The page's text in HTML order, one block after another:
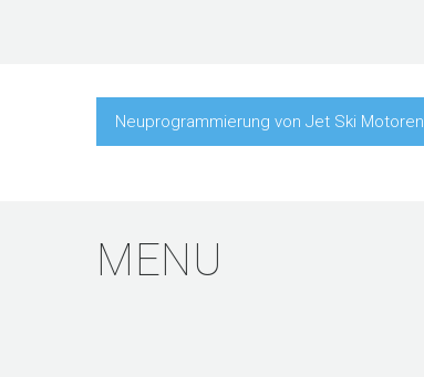
Neuprogrammierung von Jet Ski Motoren
MENU